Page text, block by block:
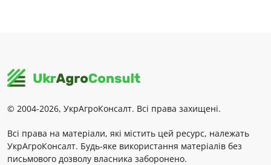
© 2004-2026, УкрАгроКонсалт. Всі права захищені.
Всі права на матеріали, які містить цей ресурс, належать
УкрАгроКонсалт. Будь-яке використання матеріалів без
письмового дозволу власника заборонено.